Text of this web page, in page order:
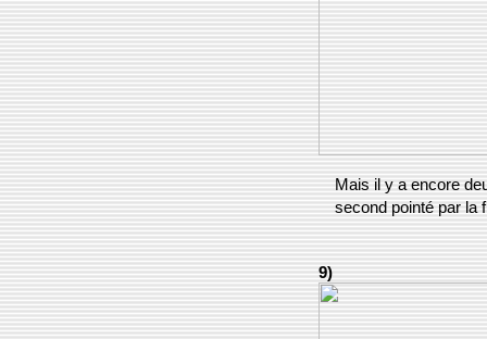
Mais il y a encore
second pointé par la
9)